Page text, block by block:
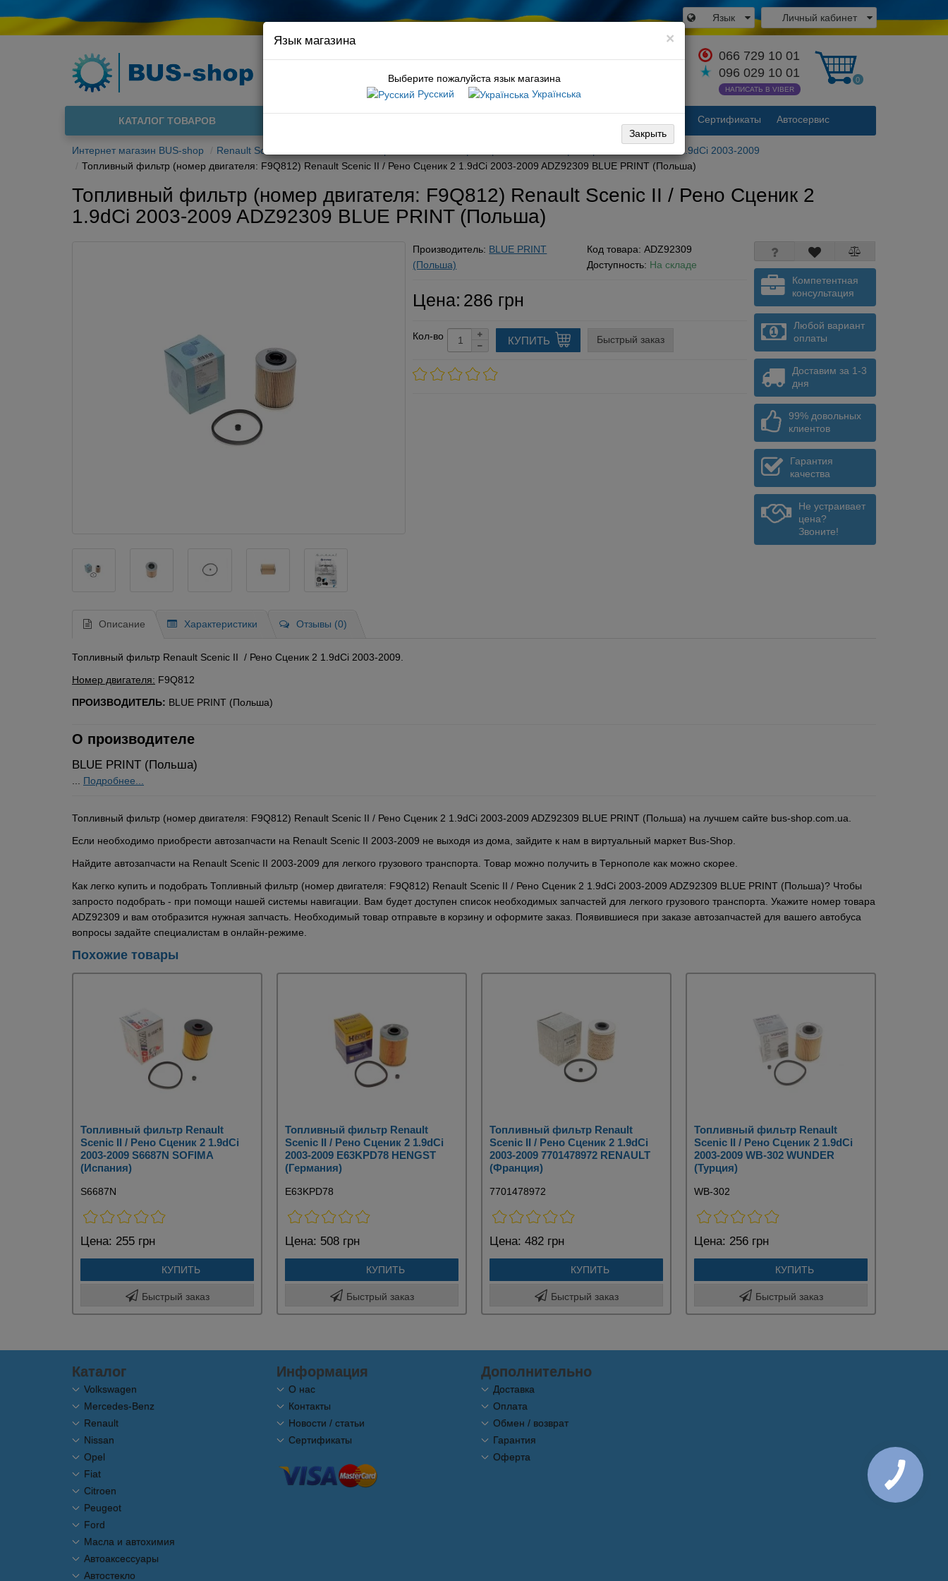
Личный кабинет
Язык
Связаться с
066 729 10 01
096 029 10 01
НАПИСАТЬ В VIBER
0
подшипник ступицы t5
Сертификаты Автосервис
КАТАЛОГ ТОВАРОВ
Интернет магазин BUS-shop Renault Scenic II 2003-2009
Топливный фильтр Renault Scenic II 1.9dCi 2003-2009
Топливный фильтр (номер двигателя: F9Q812) Renault Scenic II / Рено Сценик 2 1.9dCi 2003-2009 ADZ92309 BLUE PRINT (Польша)
×
Язык магазина
Выберите пожалуйста язык магазина
Русский
Українська
Закрыть
Топливный фильтр (номер двигателя: F9Q812) Renault Scenic II / Рено Сценик 2
1.9dCi 2003-2009 ADZ92309 BLUE PRINT (Польша)
Производитель: BLUE PRINT
(Польша)
Код товара: ADZ92309
Доступность: На складе
Цена: 286 грн
Кол-во КУПИТЬ Быстрый заказ
Компетентная
консультация
Любой вариант
оплаты
Доставим за 1-3
дня
99% довольных
клиентов
Гарантия
качества
Не устраивает
цена?
Звоните!
Описание Характеристики Отзывы (0)
Топливный фильтр Renault Scenic II / Рено Сценик 2 1.9dCi 2003-2009.
Номер двигателя: F9Q812
ПРОИЗВОДИТЕЛЬ: BLUE PRINT (Польша)
О производителе
BLUE PRINT (Польша)
... Подробнее...
Топливный фильтр (номер двигателя: F9Q812) Renault Scenic II / Рено Сценик 2 1.9dCi 2003-2009 ADZ92309 BLUE PRINT (Польша) на лучшем сайте bus-shop.com.ua.
Если необходимо приобрести автозапчасти на Renault Scenic II 2003-2009 не выходя из дома, зайдите к нам в виртуальный маркет Bus-Shop.
Найдите автозапчасти на Renault Scenic II 2003-2009 для легкого грузового транспорта. Товар можно получить в Тернополе как можно скорее.
Как легко купить и подобрать Топливный фильтр (номер двигателя: F9Q812) Renault Scenic II / Рено Сценик 2 1.9dCi 2003-2009 ADZ92309 BLUE PRINT (Польша)? Чтобы
запросто подобрать - при помощи нашей системы навигации. Вам будет доступен список необходимых запчастей для легкого грузового транспорта. Укажите номер товара
ADZ92309 и вам отобразится нужная запчасть. Необходимый товар отправьте в корзину и оформите заказ. Появившиеся при заказе автозапчастей для вашего автобуса
вопросы задайте специалистам в онлайн-режиме.
Похожие товары
Топливный фильтр Renault
Scenic II / Рено Сценик 2 1.9dCi
2003-2009 S6687N SOFIMA
(Испания)
S6687N
Цена: 255 грн
КУПИТЬ
Быстрый заказ
Топливный фильтр Renault
Scenic II / Рено Сценик 2 1.9dCi
2003-2009 E63KPD78 HENGST
(Германия)
E63KPD78
Цена: 508 грн
КУПИТЬ
Быстрый заказ
Топливный фильтр Renault
Scenic II / Рено Сценик 2 1.9dCi
2003-2009 7701478972 RENAULT
(Франция)
7701478972
Цена: 482 грн
КУПИТЬ
Быстрый заказ
Топливный фильтр Renault
Scenic II / Рено Сценик 2 1.9dCi
2003-2009 WB-302 WUNDER
(Турция)
WB-302
Цена: 256 грн
КУПИТЬ
Быстрый заказ
Каталог
Volkswagen
Mercedes-Benz
Renault
Nissan
Opel
Fiat
Citroen
Peugeot
Ford
Масла и автохимия
Автоаксессуары
Автостекло
Информация
О нас
Контакты
Новости / статьи
Сертификаты
Дополнительно
Доставка
Оплата
Обмен / возврат
Гарантия
Оферта